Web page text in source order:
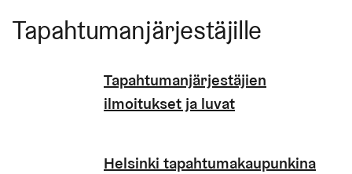
Tapahtumanjärjestäjille
Tapahtumanjärjestäjien
ilmoitukset ja luvat
Helsinki tapahtumakaupunkina